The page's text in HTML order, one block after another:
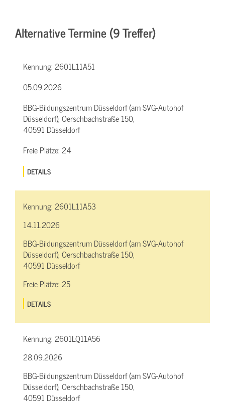
Alternative Termine (9 Treffer)
Kennung:2601L11A51
05.09.2026
BBG-Bildungszentrum Düsseldorf (am SVG-Autohof
Düsseldorf), Oerschbachstraße 150,
40591 Düsseldorf
Freie Plätze:24
DETAILS
Kennung:2601L11A53
14.11.2026
BBG-Bildungszentrum Düsseldorf (am SVG-Autohof
Düsseldorf), Oerschbachstraße 150,
40591 Düsseldorf
Freie Plätze:25
DETAILS
Kennung:2601LQ11A56
28.09.2026
BBG-Bildungszentrum Düsseldorf (am SVG-Autohof
Düsseldorf), Oerschbachstraße 150,
40591 Düsseldorf